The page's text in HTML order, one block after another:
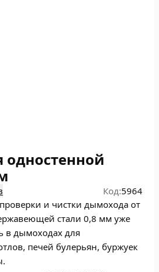
одностенной
Код:5964
и чистки дымохода от
стали 0,8 мм уже
в дымоходах для
печей булерьян, буржуек